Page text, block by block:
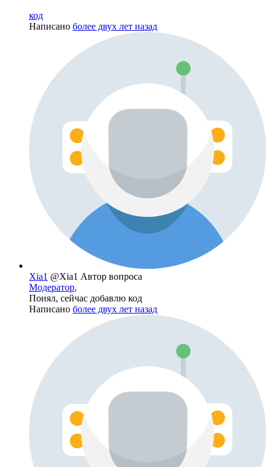
код
Написано более двух лет назад
Xia1 @Xia1 Автор вопроса
Модератор,
Понял, сейчас добавлю код
Написано более двух лет назад